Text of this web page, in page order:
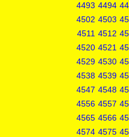
4493 4494
4502 4503
4511 4512
4520 4521
4529 4530
4538 4539
4547 4548
4556 4557
4565 4566
4574 4575